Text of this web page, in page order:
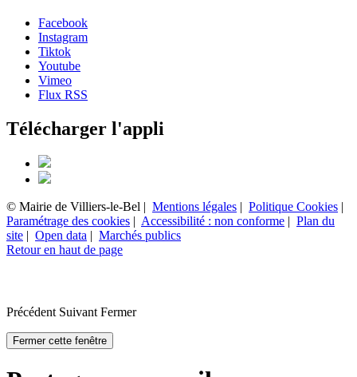
Facebook
Instagram
Tiktok
Youtube
Vimeo
Flux RSS
Télécharger l'appli
© Mairie de Villiers-le-Bel | Mentions légales | Politique Cookies |
Paramétrage des cookies | Accessibilité : non conforme | Plan du
site | Open data | Marchés publics
Retour en haut de page
Précédent Suivant Fermer
Fermer cette fenêtre